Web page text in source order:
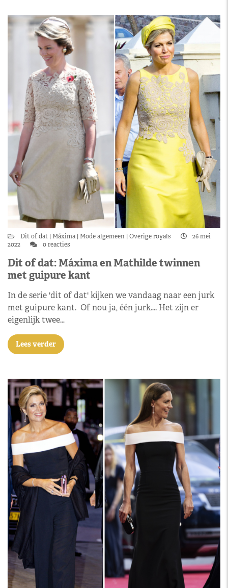
Dit of dat Máxima Mode algemeen Overige royals
26 mei
2022
0 reacties
Dit of dat: Máxima en Mathilde twinnen
met guipure kant
In de serie 'dit of dat' kijken we vandaag naar een jurk
met guipure kant. Of nou ja, één jurk…. Het zijn er
eigenlijk twee…
Lees verder